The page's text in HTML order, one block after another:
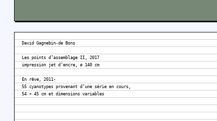
David Gagnebin-de Bons
Les points d’assemblage II, 2017
impression jet d’encre, ø 140 cm
En rêve, 2011-
55 cyanotypes provenant d’une série en cours,
54 × 45 cm et dimensions variables